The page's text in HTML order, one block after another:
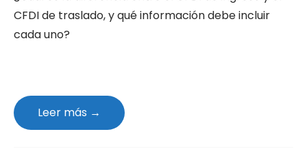
CFDI de traslado, y qué información debe incluir
cada uno?
Leer más →